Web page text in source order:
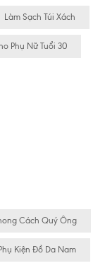
Làm Sạch Túi Xách
Phụ Nữ Tuổi 30
Cách Quý Ông
Phụ Kiện Đồ Da Nam